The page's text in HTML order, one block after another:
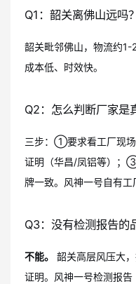
Q1：韶关离佛山远吗
韶关毗邻佛山，物流约1-
成本低、时效快。
Q2：怎么判断厂家是
三步：①要求看工厂现
证明（华昌/凤铝等）；
牌一致。风神一号自有工
Q3：没有检测报告的
不能。
韶关高层风压大
证明。风神一号检测报告